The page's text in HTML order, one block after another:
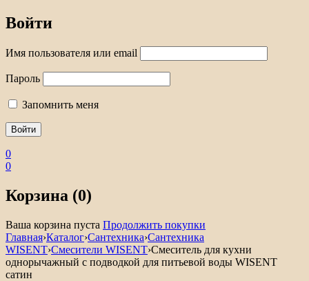
Войти
Имя пользователя или email
Пароль
Запомнить меня
0
0
Корзина (0)
Ваша корзина пуста Продолжить покупки
Главная›Каталог›Сантехника›Сантехника
WISENT›Смесители WISENT›Смеситель для кухни
однорычажный с подводкой для питьевой воды WISENT
сатин